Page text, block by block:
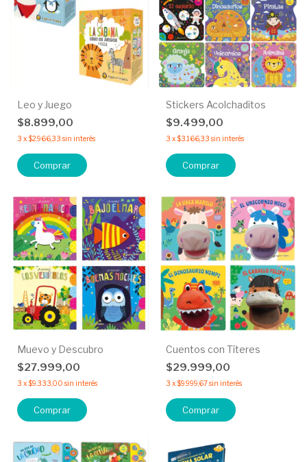
Leo y Juego
$8.899,00
3 x$2.966,33 sin interés
Comprar
Stickers Acolchaditos
$9.499,00
3 x$3.166,33 sin interés
Comprar
Muevo y Descubro
$27.999,00
3 x$9.333,00 sin interés
Comprar
Cuentos con Títeres
$29.999,00
3 x$9.999,67sin interés
Comprar